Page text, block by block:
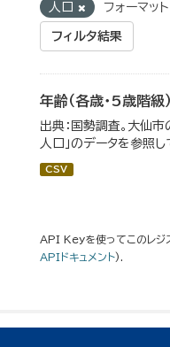
人口 フォーマッ
フィルタ結果
年齢（各歳・5歳階級
出典：国勢調査。大仙市
人口」のデータを参照し
CSV
API Keyを使ってこのレジ
APIドキュメント).